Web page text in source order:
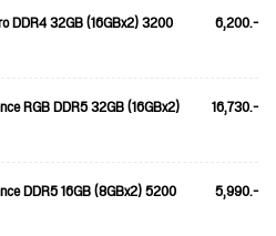
DDR4 32GB (16GBx2) 3200
6,200.-
RGB DDR5 32GB (16GBx2)
16,730.-
DDR5 16GB (8GBx2) 5200
5,990.-